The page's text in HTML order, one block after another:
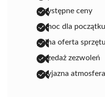
przystępne ceny
pomoc dla
pełna oferta sprzętu
sprzedaż zezwoleń
przyjazna atmosfera